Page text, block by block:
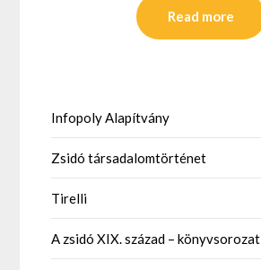
Read more
Infopoly Alapítvány
Zsidó társadalomtörténet
Tirelli
A zsidó XIX. század – könyvsorozat